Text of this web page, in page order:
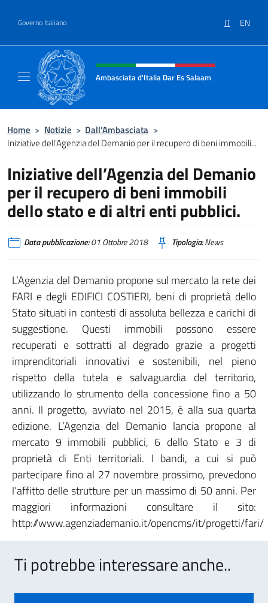
Governo Italiano IT EN
Intestazione sito, social e menù
Ambasciata d'Italia Dar Es Salaam
Home > Notizie > Dall’Ambasciata >
Iniziative dell’Agenzia del Demanio per il recupero di beni immobili...
Iniziative dell’Agenzia del Demanio
per il recupero di beni immobili
dello stato e di altri enti pubblici.
Data pubblicazione:01 Ottobre 2018 Tipologia:News
L’Agenzia del Demanio propone sul mercato la rete dei
FARI e degli EDIFICI COSTIERI, beni di proprietà dello
Stato situati in contesti di assoluta bellezza e carichi di
suggestione. Questi immobili possono essere
recuperati e sottratti al degrado grazie a progetti
imprenditoriali innovativi e sostenibili, nel pieno
rispetto della tutela e salvaguardia del territorio,
utilizzando lo strumento della concessione fino a 50
anni. Il progetto, avviato nel 2015, è alla sua quarta
edizione. L’Agenzia del Demanio lancia propone al
mercato 9 immobili pubblici, 6 dello Stato e 3 di
proprietà di Enti territoriali. I bandi, a cui si può
partecipare fino al 27 novembre prossimo, prevedono
l’affitto delle strutture per un massimo di 50 anni. Per
maggiori informazioni consultare il sito:
http://www.agenziademanio.it/opencms/it/progetti/fari/
Ti potrebbe interessare anche..